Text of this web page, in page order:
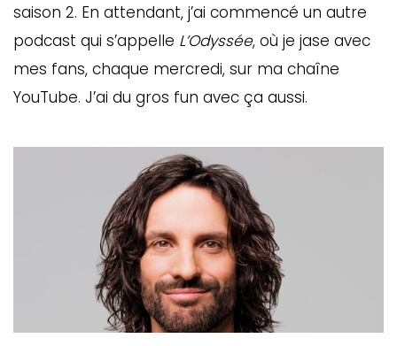
saison 2. En attendant, j’ai commencé un autre
podcast qui s’appelle L’Odyssée, où je jase avec
mes fans, chaque mercredi, sur ma chaîne
YouTube. J’ai du gros fun avec ça aussi.